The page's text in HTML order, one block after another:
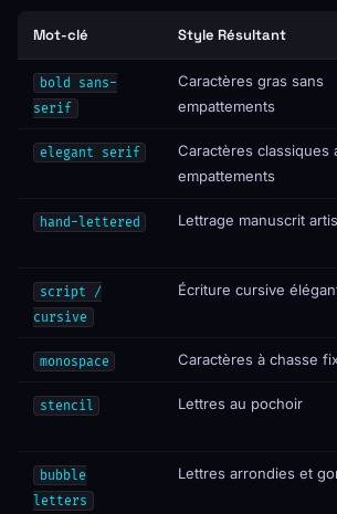
Mot-clé Style Résultant
bold sans-
serif
Caractères gras sans
empattements
elegant serif
Caractères classiques
empattements
hand-lettered Lettrage manuscrit
script /
cursive
Écriture cursive
monospace Caractères à chasse
stencil Lettres au pochoir
bubble
letters
Lettres arrondies et